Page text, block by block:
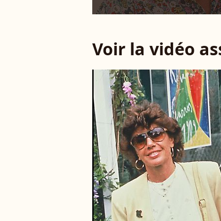
Voir la vidéo